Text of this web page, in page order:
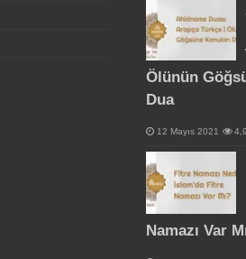
Ölünün
Dua
12 Mayıs 2021
Namazı Var